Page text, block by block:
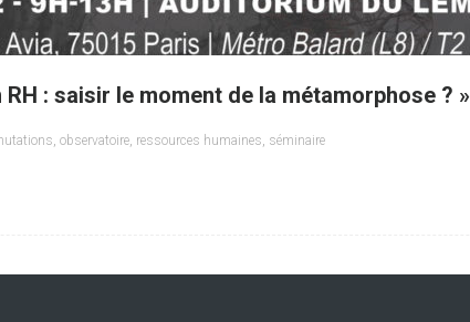
: saisir le moment de la métamorphose ? »
, observatoire, ressources humaines, séminaire